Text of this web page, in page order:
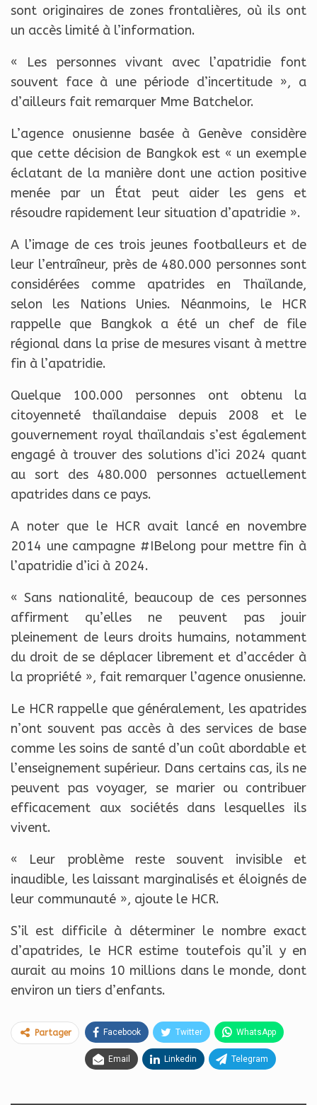
sont originaires de zones frontalières, où ils ont
un accès limité à l’information.
« Les personnes vivant avec l’apatridie font
souvent face à une période d’incertitude », a
d’ailleurs fait remarquer Mme Batchelor.
L’agence onusienne basée à Genève considère
que cette décision de Bangkok est « un exemple
éclatant de la manière dont une action positive
menée par un État peut aider les gens et
résoudre rapidement leur situation d’apatridie ».
A l’image de ces trois jeunes footballeurs et de
leur l’entraîneur, près de 480.000 personnes sont
considérées comme apatrides en Thaïlande,
selon les Nations Unies. Néanmoins, le HCR
rappelle que Bangkok a été un chef de file
régional dans la prise de mesures visant à mettre
fin à l’apatridie.
Quelque 100.000 personnes ont obtenu la
citoyenneté thaïlandaise depuis 2008 et le
gouvernement royal thaïlandais s’est également
engagé à trouver des solutions d’ici 2024 quant
au sort des 480.000 personnes actuellement
apatrides dans ce pays.
A noter que le HCR avait lancé en novembre
2014 une campagne #IBelong pour mettre fin à
l’apatridie d’ici à 2024.
« Sans nationalité, beaucoup de ces personnes
affirment qu’elles ne peuvent pas jouir
pleinement de leurs droits humains, notamment
du droit de se déplacer librement et d’accéder à
la propriété », fait remarquer l’agence onusienne.
Le HCR rappelle que généralement, les apatrides
n’ont souvent pas accès à des services de base
comme les soins de santé d’un coût abordable et
l’enseignement supérieur. Dans certains cas, ils ne
peuvent pas voyager, se marier ou contribuer
efficacement aux sociétés dans lesquelles ils
vivent.
« Leur problème reste souvent invisible et
inaudible, les laissant marginalisés et éloignés de
leur communauté », ajoute le HCR.
S’il est difficile à déterminer le nombre exact
d’apatrides, le HCR estime toutefois qu’il y en
aurait au moins 10 millions dans le monde, dont
environ un tiers d’enfants.
Partager Facebook Twitter WhatsApp
Email Linkedin Telegram